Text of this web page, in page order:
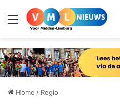
Menu
Home / Regio